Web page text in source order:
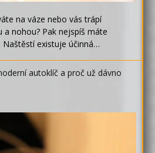
na váze nebo vás trápí
nohou? Pak nejspíš máte
Naštěstí existuje účinná…
autoklíč a proč už dávno